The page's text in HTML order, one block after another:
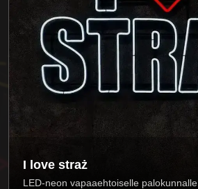
I love straż
LED-neon vapaaehtoiselle palokunnalle.